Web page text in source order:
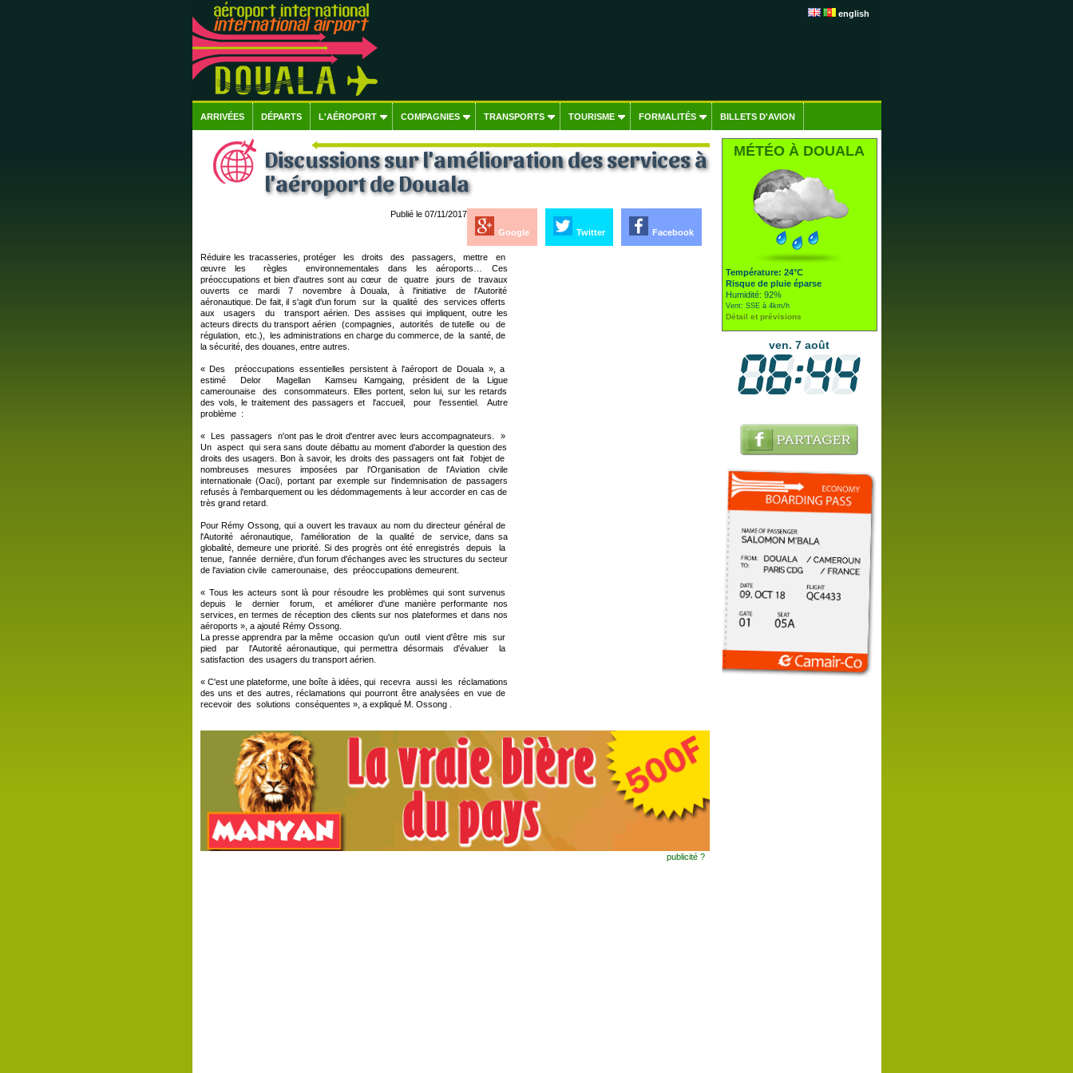
english
ARRIVÉES DÉPARTS L'AÉROPORT COMPAGNIES TRANSPORTS TOURISME FORMALITÉS BILLETS D'AVION
Discussions sur l'amélioration des services à
l'aéroport de Douala
Facebook
Twitter
Google
Publié le 07/11/2017
Réduire les tracasseries, protéger les droits des passagers, mettre en
œuvre les règles environnementales dans les aéroports… Ces
préoccupations et bien d'autres sont au cœur de quatre jours de travaux
ouverts ce mardi 7 novembre à Douala, à l'initiative de l'Autorité
aéronautique. De fait, il s'agit d'un forum sur la qualité des services offerts
aux usagers du transport aérien. Des assises qui impliquent, outre les
acteurs directs du transport aérien (compagnies, autorités de tutelle ou de
régulation, etc.), les administrations en charge du commerce, de la santé, de
la sécurité, des douanes, entre autres.
« Des préoccupations essentielles persistent à l'aéroport de Douala », a
estimé Delor Magellan Kamseu Kamgaing, président de la Ligue
camerounaise des consommateurs. Elles portent, selon lui, sur les retards
des vols, le traitement des passagers et l'accueil, pour l'essentiel. Autre
problème :
« Les passagers n'ont pas le droit d'entrer avec leurs accompagnateurs. »
Un aspect qui sera sans doute débattu au moment d'aborder la question des
droits des usagers. Bon à savoir, les droits des passagers ont fait l'objet de
nombreuses mesures imposées par l'Organisation de l'Aviation civile
internationale (Oaci), portant par exemple sur l'indemnisation de passagers
refusés à l'embarquement ou les dédommagements à leur accorder en cas de
très grand retard.
Pour Rémy Ossong, qui a ouvert les travaux au nom du directeur général de
l'Autorité aéronautique, l'amélioration de la qualité de service, dans sa
globalité, demeure une priorité. Si des progrès ont été enregistrés depuis la
tenue, l'année dernière, d'un forum d'échanges avec les structures du secteur
de l'aviation civile camerounaise, des préoccupations demeurent.
« Tous les acteurs sont là pour résoudre les problèmes qui sont survenus
depuis le dernier forum, et améliorer d'une manière performante nos
services, en termes de réception des clients sur nos plateformes et dans nos
aéroports », a ajouté Rémy Ossong.
La presse apprendra par la même occasion qu'un outil vient d'être mis sur
pied par l'Autorité aéronautique, qui permettra désormais d'évaluer la
satisfaction des usagers du transport aérien.
« C'est une plateforme, une boîte à idées, qui recevra aussi les réclamations
des uns et des autres, réclamations qui pourront être analysées en vue de
recevoir des solutions conséquentes », a expliqué M. Ossong .
publicité ?
MÉTÉO À DOUALA
Température: 24°C
Risque de pluie éparse
Humidité: 92%
Vent: SSE à 4km/h
Détail et prévisions
ven. 7 août